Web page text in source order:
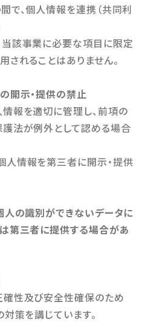
で、個人情報を連携（共同利
該事業に必要な項目に限定
されることはありません。
開示・提供の禁止
報を適切に管理し、前項の
護法が例外として認める場合
情報を第三者に開示・提供
人の識別ができないデータに
は第三者に提供する場合があ
性及び安全性確保のため
対策を講じています。